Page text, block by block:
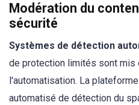
Modération du
sécurité
Systèmes de détection
de protection limités sont mis
l'automatisation. La
automatisé de détection du